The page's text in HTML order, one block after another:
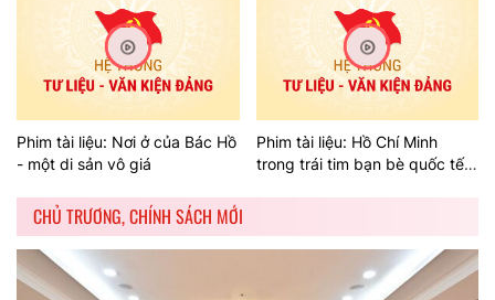
Phim tài liệu: Nơi ở của Bác Hồ
- một di sản vô giá
Phim tài liệu: Hồ Chí Minh
trong trái tim bạn bè quốc tế
CHỦ TRƯƠNG, CHÍNH SÁCH MỚI